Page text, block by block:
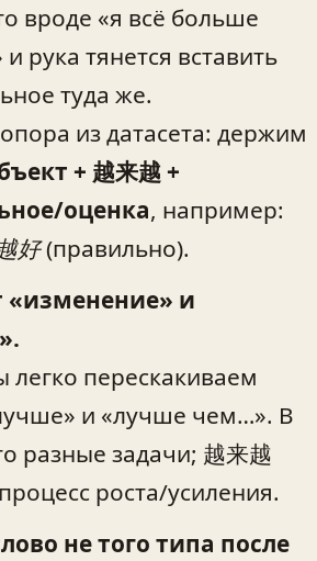
вроде «я всё больше
и рука тянется вставить
туда же.
из датасета: держим
+ 越来越 +
оценка, например:
好(правильно).
и
легко перескакиваем
и «лучше чем…». В
разные задачи; 越来越
роста/усиления.
не того типа после